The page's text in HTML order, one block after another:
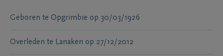
Geboren te Opgrimbie op 30/03/1926
Overleden te Lanaken op 27/12/2012